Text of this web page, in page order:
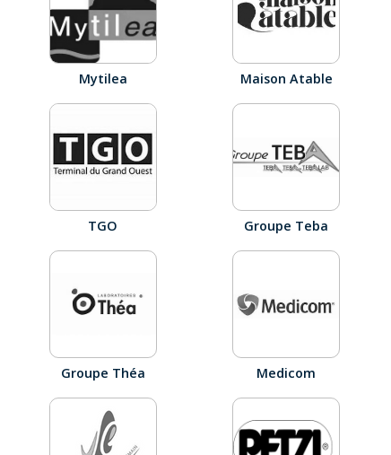
Mytilea Maison Atable
TGO Groupe Teba
Groupe Théa Medicom